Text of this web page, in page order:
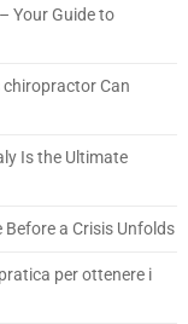
Your Guide to
chiropractor Can
Is the Ultimate
Before a Crisis Unfolds
per ottenere i